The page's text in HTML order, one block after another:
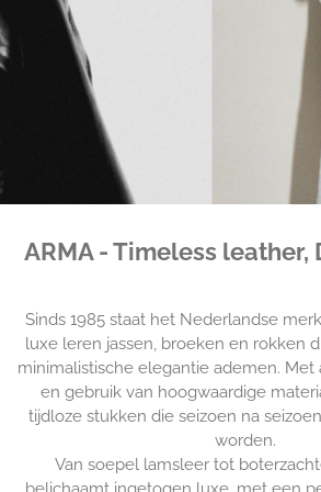
ARMA - Timeless leather,
Sinds 1985 staat het Nederlandse
luxe leren jassen, broeken en rokken
minimalistische elegantie ademen. Met
en gebruik van hoogwaardige
tijdloze stukken die seizoen na
worden.
Van soepel lamsleer tot